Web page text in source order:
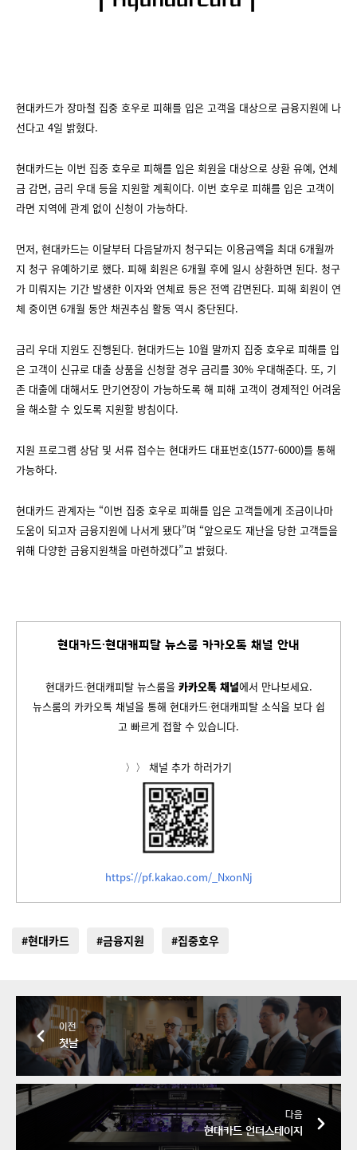
현대카드가 장마철 집중 호우로 피해를 입은 고객을 대상으로 금융지원에 나
선다고 4일 밝혔다.
현대카드는 이번 집중 호우로 피해를 입은 회원을 대상으로 상환 유예, 연체
금 감면, 금리 우대 등을 지원할 계획이다. 이번 호우로 피해를 입은 고객이
라면 지역에 관계 없이 신청이 가능하다.
먼저, 현대카드는 이달부터 다음달까지 청구되는 이용금액을 최대 6개월까
지 청구 유예하기로 했다. 피해 회원은 6개월 후에 일시 상환하면 된다. 청구
가 미뤄지는 기간 발생한 이자와 연체료 등은 전액 감면된다. 피해 회원이 연
체 중이면 6개월 동안 채권추심 활동 역시 중단된다.
금리 우대 지원도 진행된다. 현대카드는 10월 말까지 집중 호우로 피해를 입
은 고객이 신규로 대출 상품을 신청할 경우 금리를 30% 우대해준다. 또, 기
존 대출에 대해서도 만기연장이 가능하도록 해 피해 고객이 경제적인 어려움
을 해소할 수 있도록 지원할 방침이다.
지원 프로그램 상담 및 서류 접수는 현대카드 대표번호(1577-6000)를 통해
가능하다.
현대카드 관계자는 “이번 집중 호우로 피해를 입은 고객들에게 조금이나마
도움이 되고자 금융지원에 나서게 됐다”며 “앞으로도 재난을 당한 고객들을
위해 다양한 금융지원책을 마련하겠다”고 밝혔다.
현대카드∙현대캐피탈 뉴스룸 카카오톡 채널 안내
현대카드∙현대캐피탈 뉴스룸을 카카오톡 채널에서 만나보세요.
뉴스룸의 카카오톡 채널을 통해 현대카드∙현대캐피탈 소식을 보다 쉽
고 빠르게 접할 수 있습니다.
〉〉 채널 추가 하러가기
https://pf.kakao.com/_NxonNj
#현대카드 #금융지원 #집중호우
이전
첫날
다음
현대카드 언더스테이지